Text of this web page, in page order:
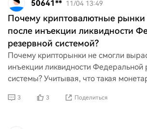
50641** 11/04 13:49
Почему криптовалютные рынки
после инъекции ликвидности
резервной системой?
Почему крипторынки не смогли
инъекции ликвидности Федеральной
системы? Учитывая, что такая
вызывает вопро
3 3 Поделиться